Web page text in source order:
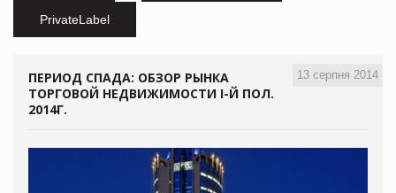
PrivateLabel
13 серпня 2014
ПЕРИОД СПАДА: ОБЗОР РЫНКА
ТОРГОВОЙ НЕДВИЖИМОСТИ I-Й ПОЛ.
2014Г.